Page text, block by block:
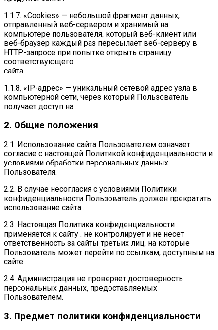
1.1.7. «Cookies» — небольшой фрагмент данных,
отправленный веб-сервером и хранимый на
компьютере пользователя, который веб-клиент или
веб-браузер каждый раз пересылает веб-серверу в
HTTP-запросе при попытке открыть страницу
соответствующего
сайта.
1.1.8. «IP-адрес» — уникальный сетевой адрес узла в
компьютерной сети, через который Пользователь
получает доступ на .
2. Общие положения
2.1. Использование сайта Пользователем означает
согласие с настоящей Политикой конфиденциальности и
условиями обработки персональных данных
Пользователя.
2.2. В случае несогласия с условиями Политики
конфиденциальности Пользователь должен прекратить
использование сайта .
2.3. Настоящая Политика конфиденциальности
применяется к сайту . не контролирует и не несет
ответственность за сайты третьих лиц, на которые
Пользователь может перейти по ссылкам, доступным на
сайте .
2.4. Администрация не проверяет достоверность
персональных данных, предоставляемых
Пользователем.
3. Предмет политики конфиденциальности